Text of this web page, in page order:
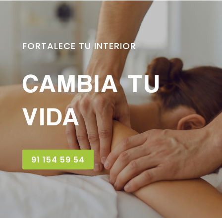
FORTALECE TU INTERIOR
CAMBIA TU
VIDA
91 154 59 54